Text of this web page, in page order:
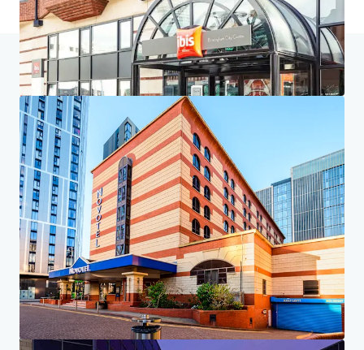
Inicio Resultados de búsqueda Project Union - Portfolio
Centro de inversores
Tus necesidades
Corporativo
AVISO DE PRIVACIDAD
Jones Lang LaSalle (JLL), junto con sus subsidiarias y afiliadas, es un proveedor líder
mundial de servicios de bienes raíces y gestión de inversiones. Tomamos seriamente
nuestra responsabilidad de proteger la información personal que nos proporciona.
Generalmente, la información personal que recopilamos de usted es para los fines de tratar